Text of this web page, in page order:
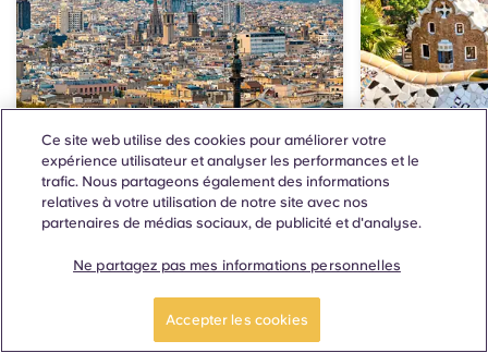
TOUT CE QUE VOUS DEVEZ SAVOIR
Universités à
Barcelone
vous ne savez pas où ? Consultez notre
guide pour un aperçu complet des
OÙ DEVRIEZ-
Ce site web utilise des cookies pour améliorer votre
expérience utilisateur et analyser les performances et le
trafic. Nous partageons également des informations
relatives à votre utilisation de notre site avec nos
partenaires de médias sociaux, de publicité et d'analyse.
Ne partagez pas mes informations personnelles
Accepter les cookies